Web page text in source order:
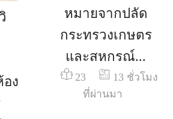
ง
หมายจากปลัด
กระทรวงเกษตร
และสหกรณ์...
23
13 ชั่วโมง
ที่ผ่านมา